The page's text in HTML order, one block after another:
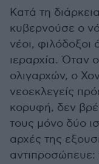
Κατά τη
κυβερνούσε ο
νέοι,
ιεραρχία. Όταν
ολιγαρχών, ο
νεοεκλεγείς
κορυφή, δεν
τους μόνο δύο
αρχές της
αντιπροσώπευε: